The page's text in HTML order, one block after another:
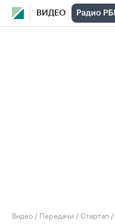
ВИДЕО
Видео / Передачи /Стартап /